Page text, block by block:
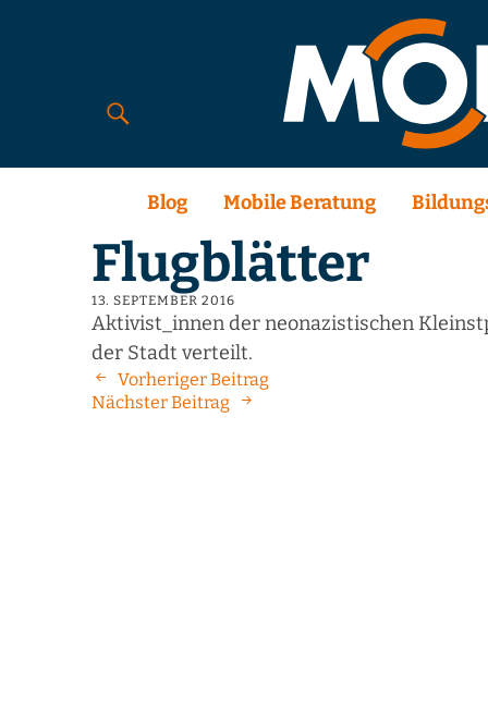
Blog Mobile Beratung
Flugblätter
13. SEPTEMBER 2016
Aktivist_innen der neonazistischen
der Stadt verteilt.
Vorheriger Beitrag
Nächster Beitrag